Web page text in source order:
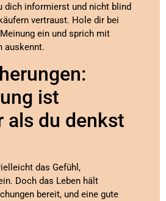
dich informierst und nicht blind
vertraust. Hole dir bei
ein und sprich mit
auskennt.
ist
als du denkst
das Gefühl,
Doch das Leben hält
bereit, und eine gute